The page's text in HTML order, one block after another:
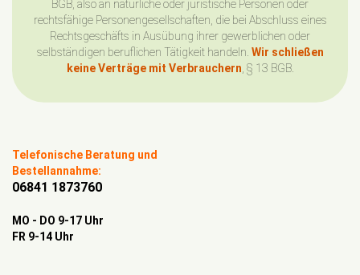
BGB, also an natürliche oder juristische Personen oder
rechtsfähige Personengesellschaften, die bei Abschluss eines
Rechtsgeschäfts in Ausübung ihrer gewerblichen oder
selbständigen beruflichen Tätigkeit handeln. Wir schließen
keine Verträge mit Verbrauchern , § 13 BGB.
Telefonische Beratung und
Bestellannahme:
06841 1873760
MO - DO 9-17 Uhr
FR 9-14 Uhr